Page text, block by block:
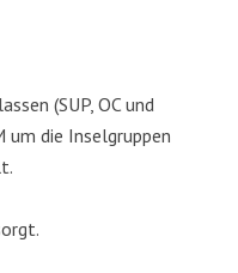
(SUP, OC und
um die Inselgruppen